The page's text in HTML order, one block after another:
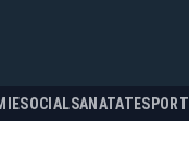
SOCIALSANATATESPORT